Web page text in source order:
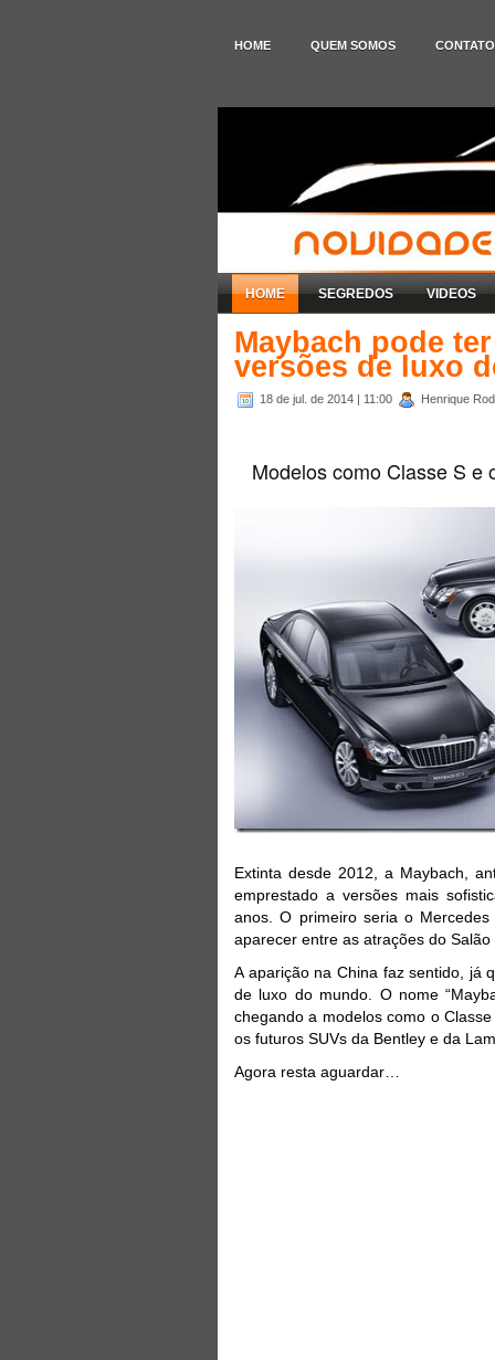
HOME QUEM SOMOS CONTATO
HOME SEGREDOS VIDEOS
Maybach pode
versões de luxo
18 de jul. de 2014 | 11:00 Henrique
Modelos como Classe S e
Extinta desde 2012, a Maybach,
emprestado a versões mais
anos. O primeiro seria o
aparecer entre as atrações do
A aparição na China faz sentido, já
de luxo do mundo. O nome
chegando a modelos como o
os futuros SUVs da Bentley e da
Agora resta aguardar…